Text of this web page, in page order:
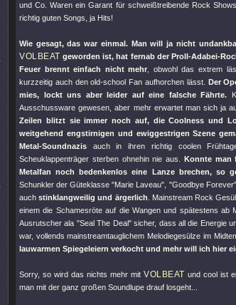
und Co. Waren ein Garant für schweißtreibende Rock
richtig guten Songs, ja Hits!
Wie gesagt, das war einmal. Man will ja nicht
VOLBEAT geworden ist, hat fernab der Proll-Adabei-
Feuer brennt einfach nicht mehr , obwohl das extrem
kurzzeitig auch den old-school Fan aufhorchen lässt. Der
mies, lockt uns aber leider auf eine falsche Fährte.
Ausschussware gewesen, aber mehr erwartet man sich ja
Zeilen blitzt sie immer noch auf, die Coolness und
weitgehend engstirnigen und ewiggestrigen Szene
Metal-Soundnazis auch in ihren richtig coolen
Scheuklappenträger sterben ohnehin nie aus. Konnte
Metalfan noch bedenkenlos eine Lanze brechen, so
Schunkler der Güteklasse"Marie Laveau" "Goodbye Forever"
auchstinklangweilig und ärgerlich . Mainstream Rock
einem die Schamesröte auf die Wangen und spätestens
Ausrutscher ala "Seal The Deal"sicher, dass all die Energie
war, vollends mainstreamtauglichem Melodiegesülze im
lauwarmen Spiegeleiern verkocht und mehr will ich hier
Sorry, so wird das nichts mehr mitVOLBEAT und cool ist
man mit der ganz großen Soundlupe drauf losgeht...